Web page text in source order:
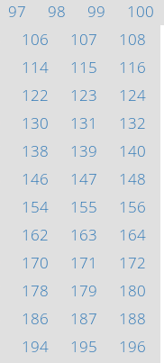
97 98 99
100
106 107
108
114 115
116
122 123
124
130 131
132
138 139
140
146 147
148
154 155
156
162 163
164
170 171
172
178 179
180
186 187
188
194 195
196